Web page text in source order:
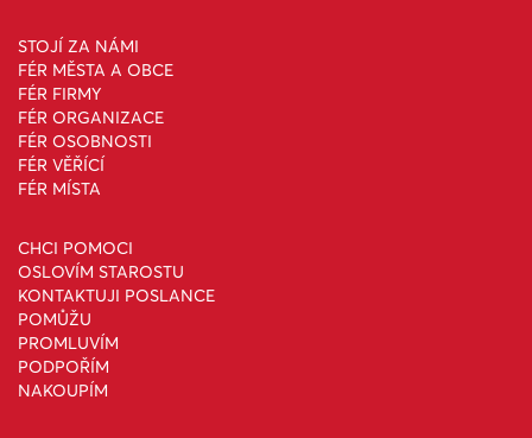
STOJÍ ZA NÁMI
FÉR MĚSTA A OBCE
FÉR FIRMY
FÉR ORGANIZACE
FÉR OSOBNOSTI
FÉR VĚŘÍCÍ
FÉR MÍSTA
CHCI POMOCI
OSLOVÍM STAROSTU
KONTAKTUJI POSLANCE
POMŮŽU
PROMLUVÍM
PODPOŘÍM
NAKOUPÍM